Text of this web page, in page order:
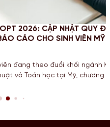
CẬP NHẬT QUY ĐỊNH
CHO SINH VIÊN MỸ
theo đuổi khối ngành Khoa
học tại Mỹ, chương trình gia
lộ trình Định cư. Bước sang